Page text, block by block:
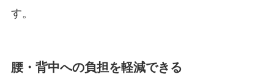
す。
腰・背中への負担を軽減できる